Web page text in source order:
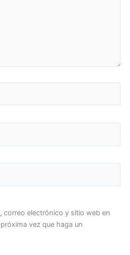
correo electrónico y sitio web en
vez que haga un